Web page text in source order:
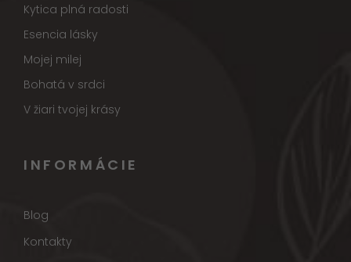
Kytica plná radosti
Esencia lásky
Mojej milej
Bohatá v srdci
V žiari tvojej krásy
INFORMÁCIE
Blog
Kontakty